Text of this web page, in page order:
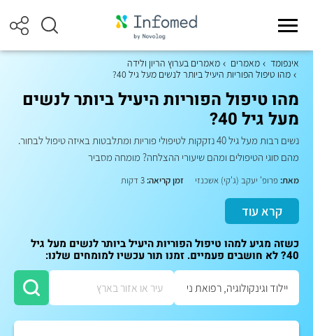
אינפומד מאמרים
מאמרים בערוץ הריון ולידה
מהו טיפול הפוריות היעיל ביותר לנשים מעל גיל 40?
מהו טיפול הפוריות היעיל ביותר לנשים
מעל גיל 40?
נשים רבות מעל גיל 40 נזקקות לטיפולי פוריות ומתלבטות באיזה טיפול לבחור.
מהם סוגי הטיפולים ומהם שיעורי ההצלחה? מומחה מסביר
מאת: פרופ' יעקב (ג'קי) אשכנזי זמן קריאה:
קרא עוד
כשזה מגיע למהו טיפול הפוריות היעיל ביותר לנשים מעל גיל
40? לא חושבים פעמיים. זמנו תור עכשיו למומחים שלנו: